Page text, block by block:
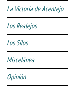
La Victoria de Acentejo
Los Realejos
Los Silos
Miscelánea
Opinión